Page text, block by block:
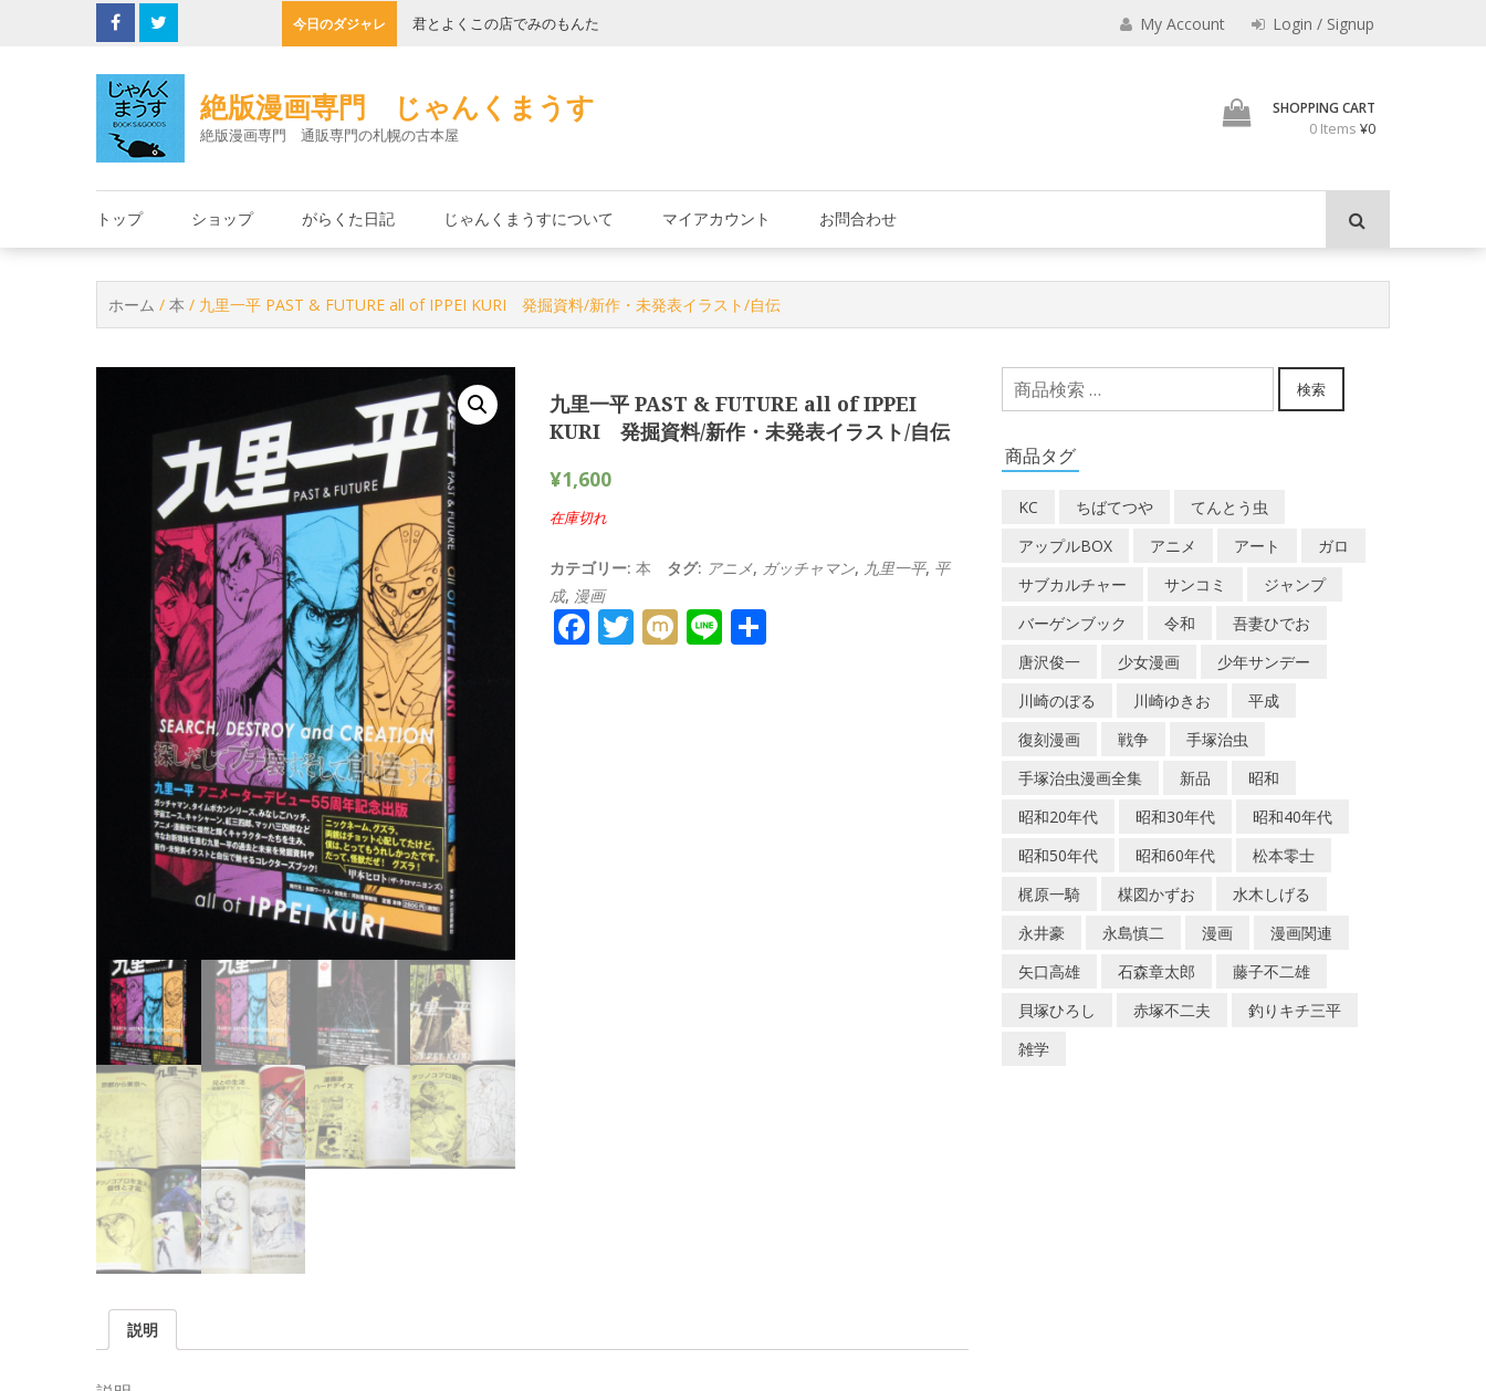
今日のダジャレ 君とよくこの店でみのもんた 魔法使いのべし
My Account Login / Signup
絶版漫画専門 じゃんくまうす
絶版漫画専門 通販専門の札幌の古本屋
SHOPPING CART
0 Items ¥0
トップ ショップ がらくた日記 じゃんくまうすについて マイアカウント お問合わせ
ホーム / 本 / 九里一平 PAST & FUTURE all of IPPEI KURI 発掘資料/新作・未発表イラスト/自伝
九里一平 PAST & FUTURE all of IPPEI
KURI 発掘資料/新作・未発表イラスト/自伝
¥1,600
在庫切れ
カテゴリー:本 タグ: アニメ, ガッチャマン, 九里一平, 平
成, 漫画
Facebook
Twitter
MixiLine
説明
検
索
象:
検索
商品タグ
KC ちばてつや
てんとう虫
アップルBOX
アニメ アート
ガロ
サブカルチャー
サンコミ
ジャンプ
バーゲンブック
令和
吾妻ひでお
唐沢俊一
少女漫画
少年サンデー
川崎のぼる
川崎ゆきお
平成
復刻漫画
戦争
手塚治虫
手塚治虫漫画全集
新品
昭和
昭和20年代
昭和30年代
昭和40年代
昭和50年代
昭和60年代
松本零士
梶原一騎
楳図かずお
水木しげる
永井豪
永島慎二 漫画
漫画関連
矢口高雄
石森章太郎
藤子不二雄
貝塚ひろし
赤塚不二夫
釣りキチ三平
雑学